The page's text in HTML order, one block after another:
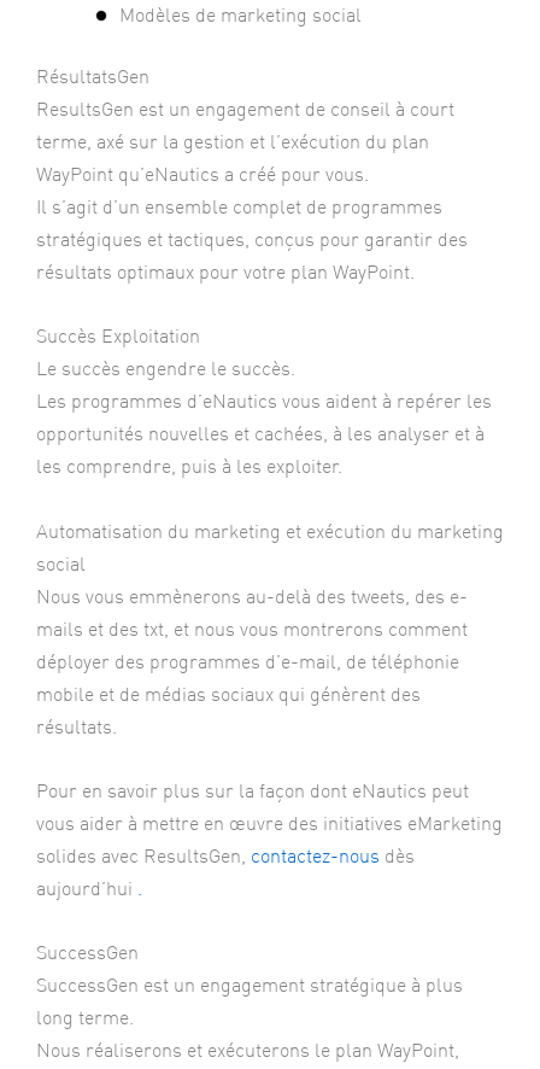
Modèles de marketing social
RésultatsGen
ResultsGen est un engagement de conseil à court
terme, axé sur la gestion et l’exécution du plan
WayPoint qu’eNautics a créé pour vous.
Il s’agit d’un ensemble complet de programmes
stratégiques et tactiques, conçus pour garantir des
résultats optimaux pour votre plan WayPoint.
Succès Exploitation
Le succès engendre le succès.
Les programmes d’eNautics vous aident à repérer les
opportunités nouvelles et cachées, à les analyser et à
les comprendre, puis à les exploiter.
Automatisation du marketing et exécution du marketing
social
Nous vous emmènerons au-delà des tweets, des e-
mails et des txt, et nous vous montrerons comment
déployer des programmes d’e-mail, de téléphonie
mobile et de médias sociaux qui génèrent des
résultats.
Pour en savoir plus sur la façon dont eNautics peut
vous aider à mettre en œuvre des initiatives eMarketing
solides avec ResultsGen, contactez-nous dès
aujourd’hui
SuccessGen
SuccessGen est un engagement stratégique à plus
long terme.
Nous réaliserons et exécuterons le plan WayPoint,